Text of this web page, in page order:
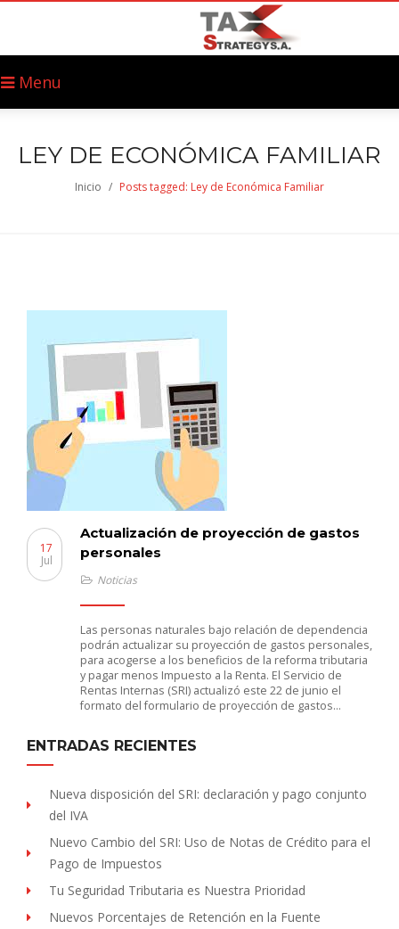
Menu
LEY DE ECONÓMICA FAMILIAR
Inicio / Posts tagged: Ley de Económica Familiar
Actualización de proyección de gastos
personales
17
Jul
Noticias
Las personas naturales bajo relación de dependencia
podrán actualizar su proyección de gastos personales,
para acogerse a los beneficios de la reforma tributaria
y pagar menos Impuesto a la Renta. El Servicio de
Rentas Internas (SRI) actualizó este 22 de junio el
formato del formulario de proyección de gastos…
ENTRADAS RECIENTES
Nueva disposición del SRI: declaración y pago conjunto
del IVA
Nuevo Cambio del SRI: Uso de Notas de Crédito para el
Pago de Impuestos
Tu Seguridad Tributaria es Nuestra Prioridad
Nuevos Porcentajes de Retención en la Fuente